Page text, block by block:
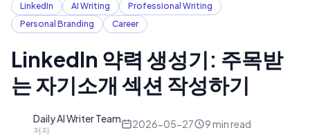
LinkedIn AI Writing
Professional Writing
Personal Branding
Career
LinkedIn 약력 생성기: 주목받
는 자기소개 섹션 작성하기
Daily AI Writer Team
저자
2026-05-27 9 min read